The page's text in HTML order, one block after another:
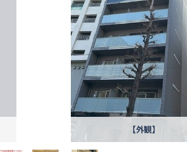
【外観】